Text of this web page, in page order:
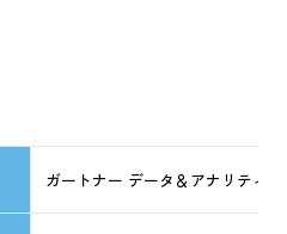
ガートナー データ＆アナリティ